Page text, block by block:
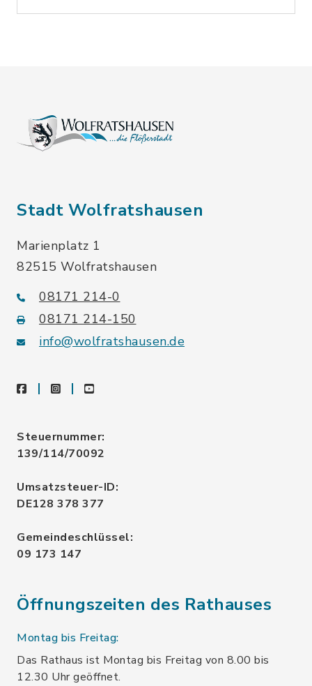
Stadt Wolfratshausen
Marienplatz 1
82515 Wolfratshausen
08171 214-0
08171 214-150
info@wolfratshausen.de
facebookinstagramyoutube
Steuernummer:
139/114/70092
Umsatzsteuer-ID:
DE128 378 377
Gemeindeschlüssel:
09 173 147
Öffnungszeiten des Rathauses
Montag bis Freitag:
Das Rathaus ist Montag bis Freitag von 8.00 bis
12.30 Uhr geöffnet.